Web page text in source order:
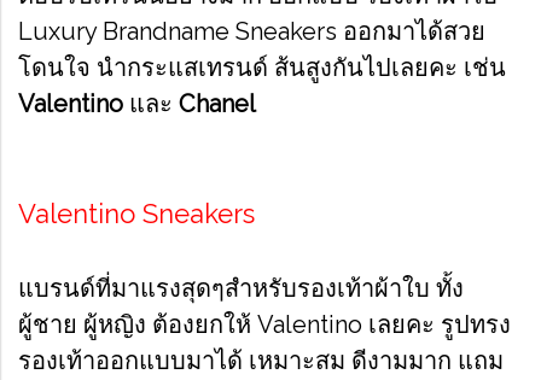
Luxury Brandname Sneakers ออกมาได้สวย
โดนใจ นำกระแสเทรนด์ ส้นสูงกันไปเลยคะ เช่น
Valentino และ Chanel
Valentino Sneakers
แบรนด์ที่มาแรงสุดๆสำหรับรองเท้าผ้าใบ ทั้ง
ผู้ชาย ผู้หญิง ต้องยกให้ Valentino เลยคะ รูปทรง
รองเท้าออกแบบมาได้ เหมาะสม ดีงามมาก แถม